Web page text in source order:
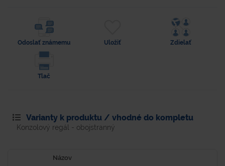
Odoslať známemu Uložiť Zdielať
Tlač
Varianty k produktu / vhodné do kompletu
Konzolový regál - obojstranný
Názov